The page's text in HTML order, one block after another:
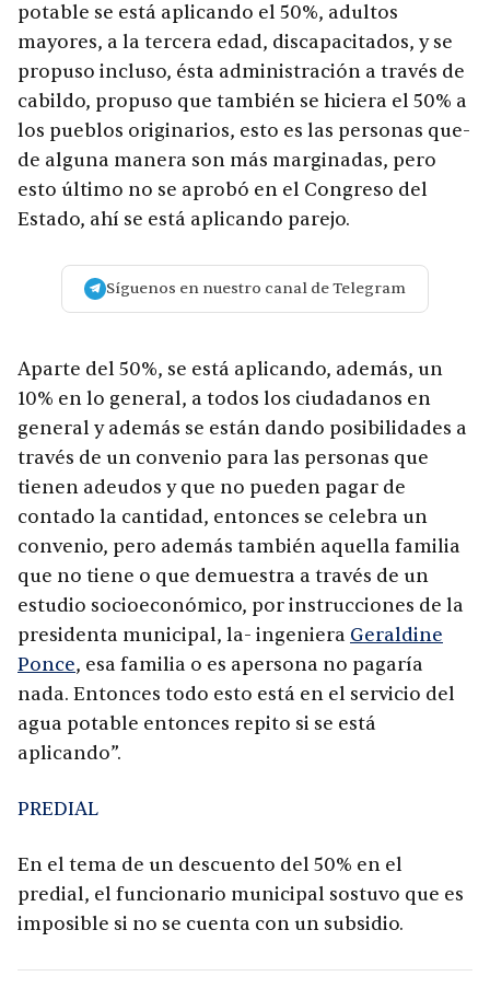
potable se está aplicando el 50%, adultos
mayores, a la tercera edad, discapacitados, y se
propuso incluso, ésta administración a través de
cabildo, propuso que también se hiciera el 50% a
los pueblos originarios, esto es las personas que-
de alguna manera son más marginadas, pero
esto último no se aprobó en el Congreso del
Estado, ahí se está aplicando parejo.
Síguenos en nuestro canal de Telegram
Aparte del 50%, se está aplicando, además, un
10% en lo general, a todos los ciudadanos en
general y además se están dando posibilidades a
través de un convenio para las personas que
tienen adeudos y que no pueden pagar de
contado la cantidad, entonces se celebra un
convenio, pero además también aquella familia
que no tiene o que demuestra a través de un
estudio socioeconómico, por instrucciones de la
presidenta municipal, la- ingeniera Geraldine
Ponce, esa familia o es apersona no pagaría
nada. Entonces todo esto está en el servicio del
agua potable entonces repito si se está
aplicando”.
PREDIAL
En el tema de un descuento del 50% en el
predial, el funcionario municipal sostuvo que es
imposible si no se cuenta con un subsidio.